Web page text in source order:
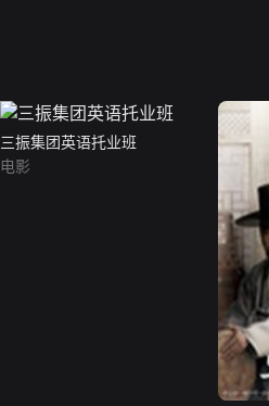
三振集团英语托业班
电影